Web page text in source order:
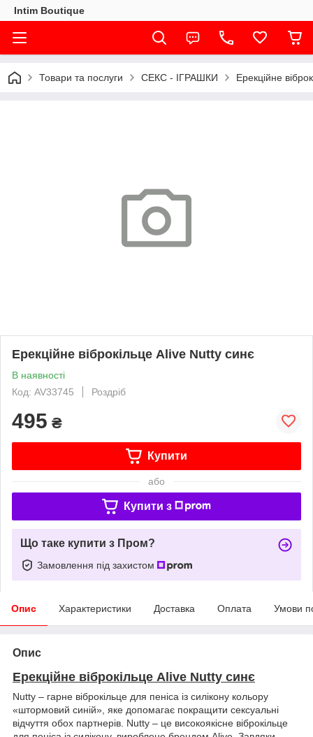
Intim Boutique
Товари та послуги СЕКС - ІГРАШКИ Ерекційне
Ерекційне віброкільце Alive Nutty синє
В наявності
Код: AV33745
Роздріб
495 ₴
Купити
або
Купити з
Що таке купити з Пром?
Замовлення під захистом
Опис Характеристики Доставка Оплата Умови
Опис
Ерекційне віброкільце Alive Nutty синє
Nutty – гарне віброкільце для пеніса із силікону кольору
«штормовий синій», яке допомагає покращити сексуальні
відчуття обох партнерів. Nutty – це високоякісне віброкільце